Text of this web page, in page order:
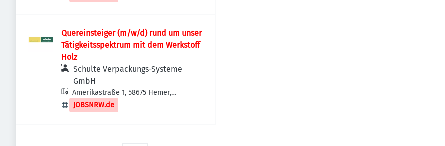
Quereinsteiger (m/w/d) rund um unser
Tätigkeitsspektrum mit dem Werkstoff
Holz
Schulte Verpackungs-Systeme
GmbH
Amerikastraße 1, 58675 Hemer,
Deutschland
JOBSNRW.de